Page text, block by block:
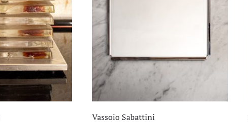
Vassoio Sabattini